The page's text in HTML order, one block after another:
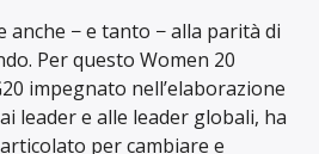
anche − e tanto − alla parità di
Per questo Women 20
impegnato nell’elaborazione
leader e alle leader globali, ha
per cambiare e